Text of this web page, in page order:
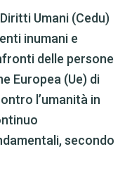
Umani (Cedu)
inumani e
delle persone
Europea (Ue) di
l’umanità in
secondo